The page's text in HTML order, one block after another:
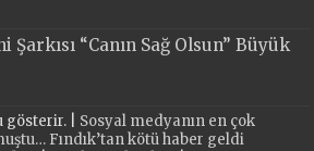
Şarkısı “Canın Sağ Olsun” Büyük
gösterir. | Sosyal medyanın en çok
Fındık’tan kötü haber geldi